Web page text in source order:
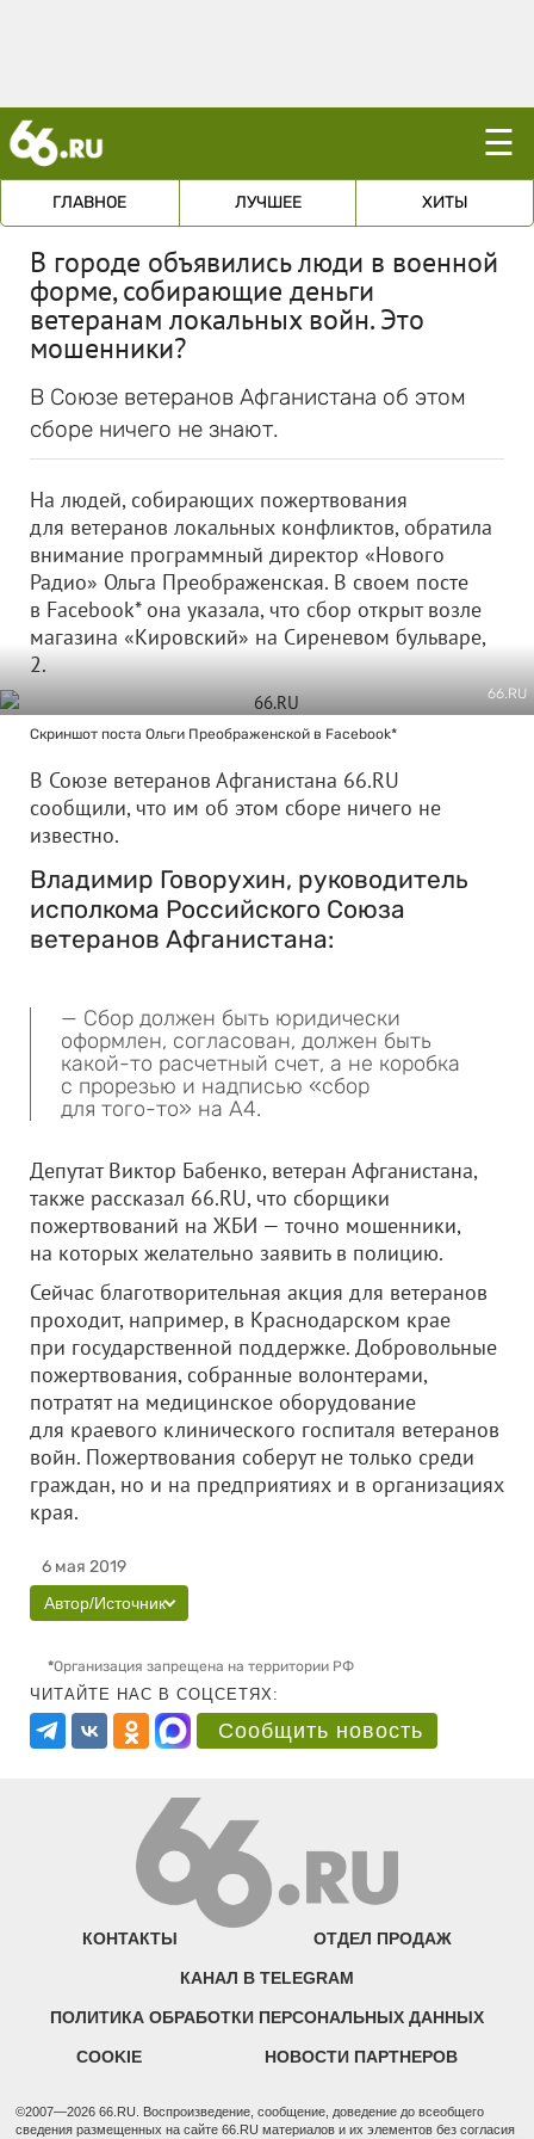
☰
ГЛАВНОЕ ЛУЧШЕЕ ХИТЫ
В городе объявились люди в военной
форме, собирающие деньги
ветеранам локальных войн. Это
мошенники?
В Союзе ветеранов Афганистана об этом
сборе ничего не знают.
На людей, собирающих пожертвования
для ветеранов локальных конфликтов, обратила
внимание программный директор «Нового
Радио» Ольга Преображенская. В своем посте
в Facebook* она указала, что сбор открыт возле
магазина «Кировский» на Сиреневом бульваре,
2.
66.RU
Скриншот поста Ольги Преображенской в Facebook*
В Союзе ветеранов Афганистана 66.RU
сообщили, что им об этом сборе ничего не
известно.
Владимир Говорухин, руководитель
исполкома Российского Союза
ветеранов Афганистана:
— Сбор должен быть юридически
оформлен, согласован, должен быть
какой-то расчетный счет, а не коробка
с прорезью и надписью «сбор
для того-то» на А4.
Депутат Виктор Бабенко, ветеран Афганистана,
также рассказал 66.RU, что сборщики
пожертвований на ЖБИ — точно мошенники,
на которых желательно заявить в полицию.
Сейчас благотворительная акция для ветеранов
проходит, например, в Краснодарском крае
при государственной поддержке. Добровольные
пожертвования, собранные волонтерами,
потратят на медицинское оборудование
для краевого клинического госпиталя ветеранов
войн. Пожертвования соберут не только среди
граждан, но и на предприятиях и в организациях
края.
6 мая 2019
Автор/Источник
*Организация запрещена на территории РФ
ЧИТАЙТЕ НАС В СОЦСЕТЯХ:
Сообщить новость
КОНТАКТЫ ОТДЕЛ ПРОДАЖ
КАНАЛ В TELEGRAM
ПОЛИТИКА ОБРАБОТКИ ПЕРСОНАЛЬНЫХ ДАННЫХ
COOKIE НОВОСТИ ПАРТНЕРОВ
©2007—2026 66.RU. Воспроизведение, сообщение, доведение до всеобщего
сведения размещенных на сайте 66.RU материалов и их элементов без согласия